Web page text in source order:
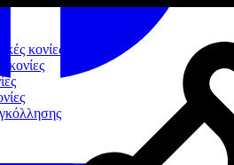
κονίες
κονίες